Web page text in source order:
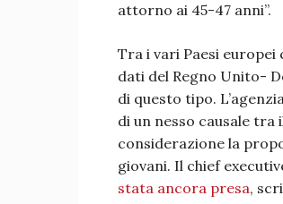
attorno ai 45-47 anni”.
Tra i vari Paesi
dati del Regno Unito-
di questo tipo.
di un nesso causale
considerazione la
giovani. Il chief
stata ancora presa,